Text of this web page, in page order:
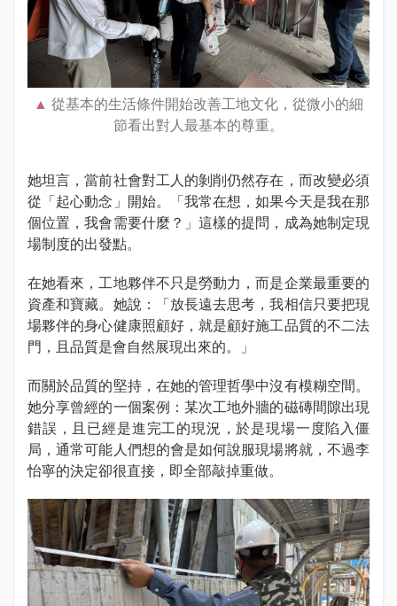
從基本的生活條件開始改善工地文化，從微小的細
節看出對人最基本的尊重。
她坦言，當前社會對工人的剝削仍然存在，而改變必須
從「起心動念」開始。「我常在想，如果今天是我在那
個位置，我會需要什麼？」這樣的提問，成為她制定現
場制度的出發點。
在她看來，工地夥伴不只是勞動力，而是企業最重要的
資產和寶藏。她說：「放長遠去思考，我相信只要把現
場夥伴的身心健康照顧好，就是顧好施工品質的不二法
門，且品質是會自然展現出來的。」
而關於品質的堅持，在她的管理哲學中沒有模糊空間。
她分享曾經的一個案例：某次工地外牆的磁磚間隙出現
錯誤，且已經是進完工的現況，於是現場一度陷入僵
局，通常可能人們想的會是如何說服現場將就，不過李
怡寧的決定卻很直接，即全部敲掉重做。